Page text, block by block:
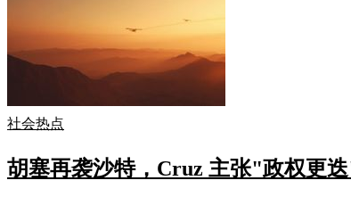
社会热点
胡塞再袭沙特，Cruz 主张"政权更